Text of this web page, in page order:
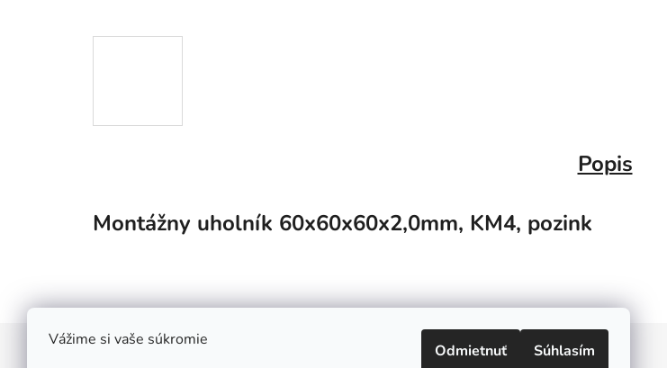
Vážime si vaše súkromie
Odmietnuť Súhlasím
Popis
Montážny uholník 60x60x60x2,0mm, KM4, pozink